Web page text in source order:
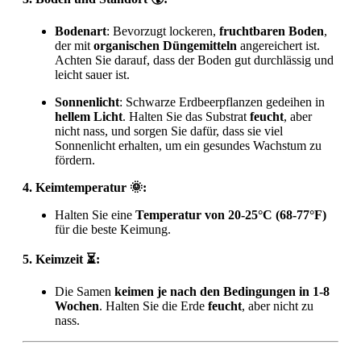
Bodenart: Bevorzugt lockeren, fruchtbaren Boden,
der mit organischen Düngemitteln angereichert ist.
Achten Sie darauf, dass der Boden gut durchlässig und
leicht sauer ist.
Sonnenlicht: Schwarze Erdbeerpflanzen gedeihen in
hellem Licht. Halten Sie das Substrat feucht, aber
nicht nass, und sorgen Sie dafür, dass sie viel
Sonnenlicht erhalten, um ein gesundes Wachstum zu
fördern.
4. Keimtemperatur 🌞:
Halten Sie eine Temperatur von 20-25°C (68-77°F)
für die beste Keimung.
5. Keimzeit ⏳:
Die Samen keimen je nach den Bedingungen in 1-8
Wochen. Halten Sie die Erde feucht, aber nicht zu
nass.